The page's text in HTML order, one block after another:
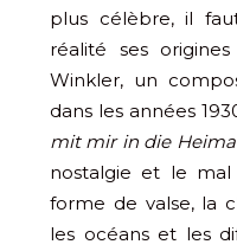
plus célèbre, il
réalité ses
Winkler, un
dans les années
mit mir in die
nostalgie et le mal
forme de valse, la
les océans et les